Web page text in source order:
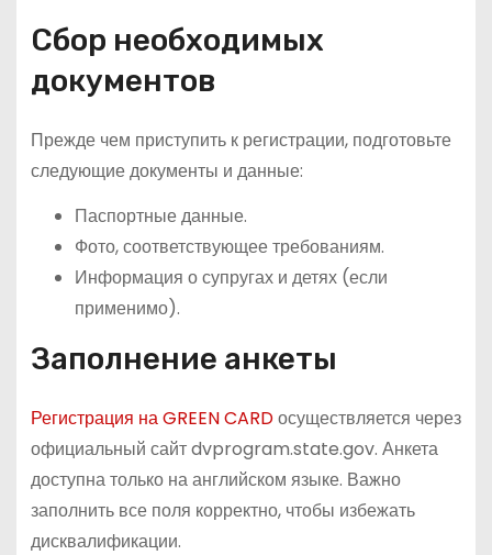
Сбор необходимых
документов
Прежде чем приступить к регистрации, подготовьте
следующие документы и данные:
Паспортные данные.
Фото, соответствующее требованиям.
Информация о супругах и детях (если
применимо).
Заполнение анкеты
Регистрация на GREEN CARDосуществляется через
официальный сайтdvprogram.state.gov. Анкета
доступна только на английском языке. Важно
заполнить все поля корректно, чтобы избежать
дисквалификации.